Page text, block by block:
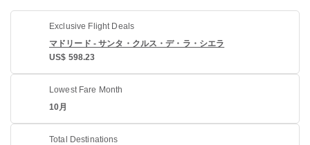
Exclusive Flight Deals
マドリード - サンタ・クルス・デ・ラ・シエラ
US$ 598.23
Lowest Fare Month
10月
Total Destinations